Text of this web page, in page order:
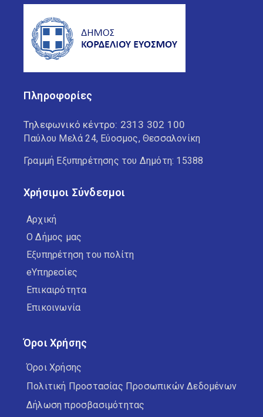
Πληροφορίες
Τηλεφωνικό κέντρο: 2313 302 100
Παύλου Μελά 24, Εύοσμος, Θεσσαλονίκη
Γραμμή Εξυπηρέτησης του Δημότη: 15388
Χρήσιμοι Σύνδεσμοι
Αρχική
Ο Δήμος μας
Εξυπηρέτηση του πολίτη
eΥπηρεσίες
Επικαιρότητα
Επικοινωνία
Όροι Χρήσης
Όροι Χρήσης
Πολιτική Προστασίας Προσωπικών Δεδομένων
Δήλωση προσβασιμότητας